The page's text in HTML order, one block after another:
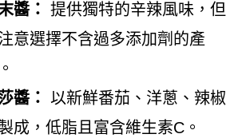
醬： 提供獨特的辛辣風味，但
意選擇不含過多添加劑的產
醬：
以新鮮番茄、洋蔥、辣椒
成，低脂且富含維生素C。